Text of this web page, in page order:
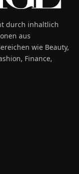
durch inhaltlich
aus
wie Beauty,
Finance,